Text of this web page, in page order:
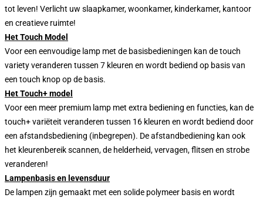
tot leven! Verlicht uw slaapkamer, woonkamer, kinderkamer, kantoor
en creatieve ruimte!
Het Touch Model
Voor een eenvoudige lamp met de basisbedieningen kan de touch
variety veranderen tussen 7 kleuren en wordt bediend op basis van
een touch knop op de basis.
Het Touch+ model
Voor een meer premium lamp met extra bediening en functies, kan de
touch+ variëteit veranderen tussen 16 kleuren en wordt bediend door
een afstandsbediening (inbegrepen). De afstandbediening kan ook
het kleurenbereik scannen, de helderheid, vervagen, flitsen en strobe
veranderen!
Lampenbasis en levensduur
De lampen zijn gemaakt met een solide polymeer basis en wordt